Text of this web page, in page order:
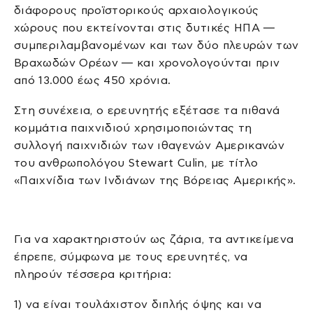
διάφορους προϊστορικούς αρχαιολογικούς
χώρους που εκτείνονται στις δυτικές ΗΠΑ —
συμπεριλαμβανομένων και των δύο πλευρών των
Βραχωδών Ορέων — και χρονολογούνται πριν
από 13.000 έως 450 χρόνια.
Στη συνέχεια, ο ερευνητής εξέτασε τα πιθανά
κομμάτια παιχνιδιού χρησιμοποιώντας τη
συλλογή παιχνιδιών των ιθαγενών Αμερικανών
του ανθρωπολόγου Stewart Culin, με τίτλο
«Παιχνίδια των Ινδιάνων της Βόρειας Αμερικής».
Για να χαρακτηριστούν ως ζάρια, τα αντικείμενα
έπρεπε, σύμφωνα με τους ερευνητές, να
πληρούν τέσσερα κριτήρια:
1) να είναι τουλάχιστον διπλής όψης και να